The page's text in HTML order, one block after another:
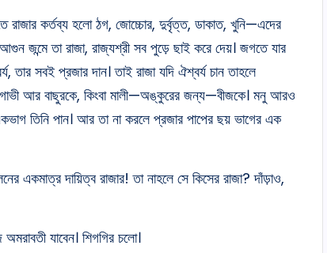
রাজার কর্তব্য হলো ঠগ, জোচ্চোর, দুর্বৃত্ত, ডাকাত, খুনি—এদের
জন্মে তা রাজা, রাজ্যশ্রী সব পুড়ে ছাই করে দেয়। জগতে যার
তার সবই প্রজার দান। তাই রাজা যদি ঐশ্বর্য চান তাহলে
আর বাছুরকে, কিংবা মালী—অঙ্কুরের জন্য—বীজকে। মনু আরও
তিনি পান। আর তা না করলে প্রজার পাপের ছয় ভাগের এক
একমাত্র দায়িত্ব রাজার! তা নাহলে সে কিসের রাজা? দাঁড়াও,
যাবেন। শিগগির চলো।